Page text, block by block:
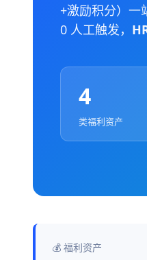
+激励积分）一
0 人工触发，
4
类福利资产
💰 福利资产